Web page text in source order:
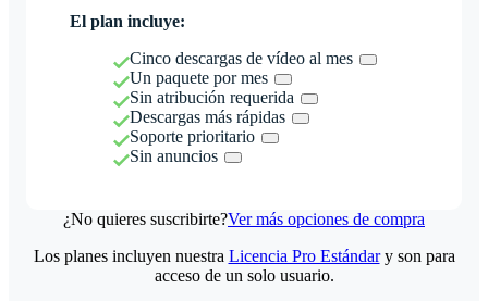
El plan incluye:
Cinco descargas de vídeo al mes
Un paquete por mes
Sin atribución requerida
Descargas más rápidas
Soporte prioritario
Sin anuncios
¿No quieres suscribirte?Ver más opciones de compra
Los planes incluyen nuestra Licencia Pro Estándary son para
acceso de un solo usuario.